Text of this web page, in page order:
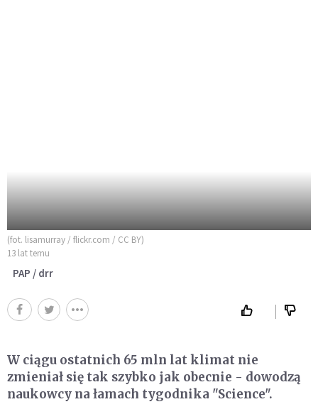
(fot. lisamurray / flickr.com / CC BY)
13 lat temu
PAP / drr
W ciągu ostatnich 65 mln lat klimat nie
zmieniał się tak szybko jak obecnie - dowodzą
naukowcy na łamach tygodnika "Science".